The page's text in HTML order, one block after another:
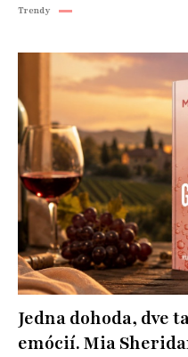
Trendy
Jedna dohoda, dve
emócií. Mia